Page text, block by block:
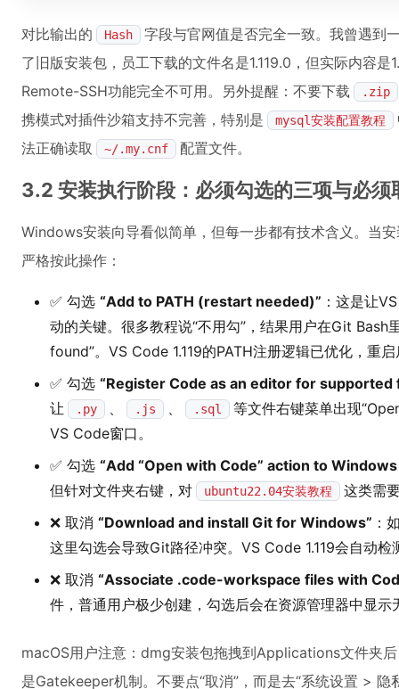
对比输出的 Hash
字段与官网值是否完全一致。我曾遇到
了旧版安装包，员工下载的文件名是1.119.0，但实际内容是
Remote-SSH功能完全不可用。另外提醒：不要下载
.zip
携模式对插件沙箱支持不完善，特别是 mysql安装配置教程
法正确读取
~/.my.cnf 配置文件。
3.2 安装执行阶段：必须勾选的三项与必须
Windows安装向导看似简单，但每一步都有技术含义。当
严格按此操作：
✅ 勾选 “Add to PATH (restart needed)” ：这是让
动的关键。很多教程说“不用勾”，结果用户在Git Bash
found”。VS Code 1.119的PATH注册逻辑已优化，重
✅ 勾选 “Register Code as an editor for supported
让
.py 、 .js 、 .sql
等文件右键菜单出现
VS Code窗口。
✅ 勾选 “Add “Open with Code” action to
但针对文件夹右键，对
ubuntu22.04安装教程
这类需
❌ 取消 “Download and install Git for Windows” ：
这里勾选会导致Git路径冲突。VS Code 1.119会自动
❌ 取消 “Associate .code-workspace files with
件，普通用户极少创建，勾选后会在资源管理器中显示
macOS用户注意：dmg安装包拖拽到Applications文件夹
是Gatekeeper机制。不要点“取消”，而是去“系统设置 > 隐